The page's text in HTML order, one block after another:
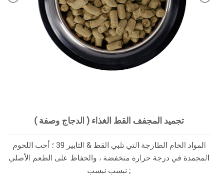
تجميد المجفف القط الغذاء ( الدجاج وصفة )
المواد الخام الطازجة التي تلبي القط & التابير 39 ؛ أحب اللحوم
المجمدة في درجة حرارة منخفضة ، والحفاظ على الطعم الأصلي
نبسب نبسب ;